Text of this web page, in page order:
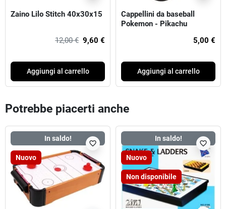
Zaino Lilo Stitch 40x30x15
12,00 € 9,60 €
Aggiungi al carrello
Cappellini da baseball
Pokemon - Pikachu
5,00 €
Aggiungi al carrello
Potrebbe piacerti anche
In saldo!
Nuovo
favorite_border
In saldo!
Nuovo
Non disponibile
favorite_border